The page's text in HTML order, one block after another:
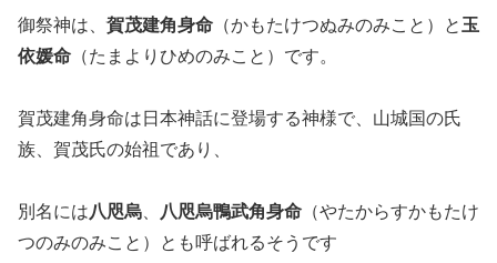
御祭神は、賀茂建角身命 （かもたけつぬみのみこと）と 玉
依媛命 （たまよりひめのみこと）です。
賀茂建角身命は日本神話に登場する神様で、山城国の氏
族、賀茂氏の始祖であり、
別名には八咫烏 八咫烏鴨武角身命 （やたからすかもたけ
つのみのみこと）とも呼ばれるそうです